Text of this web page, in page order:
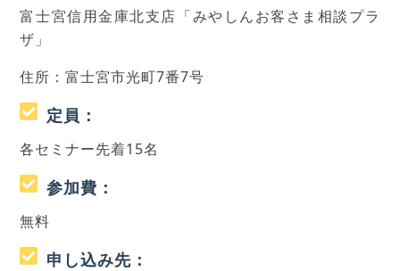
富士宮信用金庫北支店「みやしんお客さま相談プラ
ザ」
住所：富士宮市光町7番7号
定員：
各セミナー先着15名
参加費：
無料
申し込み先：